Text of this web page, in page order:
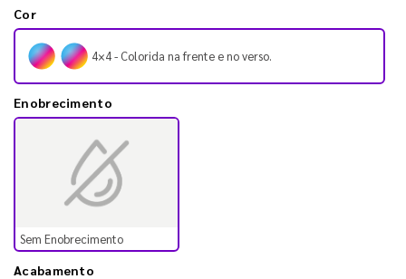
Cor
4×4 - Colorida na frente e no verso.
Enobrecimento
Sem Enobrecimento
Acabamento